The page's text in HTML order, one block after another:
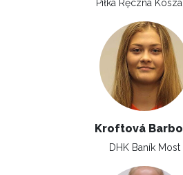
Piłka Ręczna
Kroftová
DHK Baník Most